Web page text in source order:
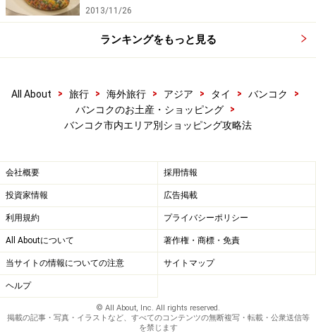
次のページでは 日本人好みのショップの多いデパートが
建ち並ぶエリアの紹介です。
※海外を訪れる際には最新情報の入手に努め、「外務省 海外安全
」を確認するなど、安全確保に十分注意を払ってく
3
2013/11/26
ランキングをもっと見る
All About > 旅行 > 海外旅行 > アジア > タイ > バンコク
>
バンコクのお土産・ショッピング
>
バンコク市内エリア別ショッピング攻略法
会社概要 採用情報
投資家情報 広告掲載
利用規約 プライバシーポリシー
All Aboutについて 著作権・商標・免責
当サイトの情報についての注意 サイトマップ
ヘルプ
© All About, Inc. All rights reserved.
掲載の記事・写真・イラストなど、すべてのコンテンツの無断複写・転載・公衆送信等
を禁じます